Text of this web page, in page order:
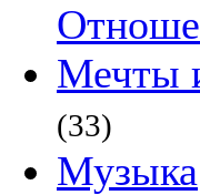
Мечты
(33)
Музыка